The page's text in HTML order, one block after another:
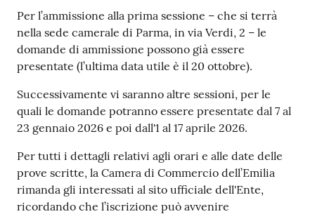
Pagamenti
on line
Accedi
Registrati
Per l’ammissione alla prima sessione – che si terrà
nella sede camerale di Parma, in via Verdi, 2 – le
domande di ammissione possono già essere
presentate (l’ultima data utile è il 20 ottobre).
Successivamente vi saranno altre sessioni, per le
quali le domande potranno essere presentate dal 7 al
23 gennaio 2026 e poi dall'1 al 17 aprile 2026.
Per tutti i dettagli relativi agli orari e alle date delle
prove scritte, la Camera di Commercio dell’Emilia
rimanda gli interessati al sito ufficiale dell'Ente,
ricordando che l’iscrizione può avvenire